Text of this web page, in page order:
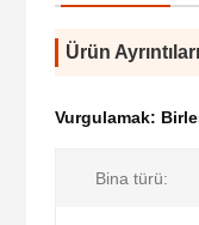
Ürün Ayrıntıları
Vurgulamak:
Bina türü: